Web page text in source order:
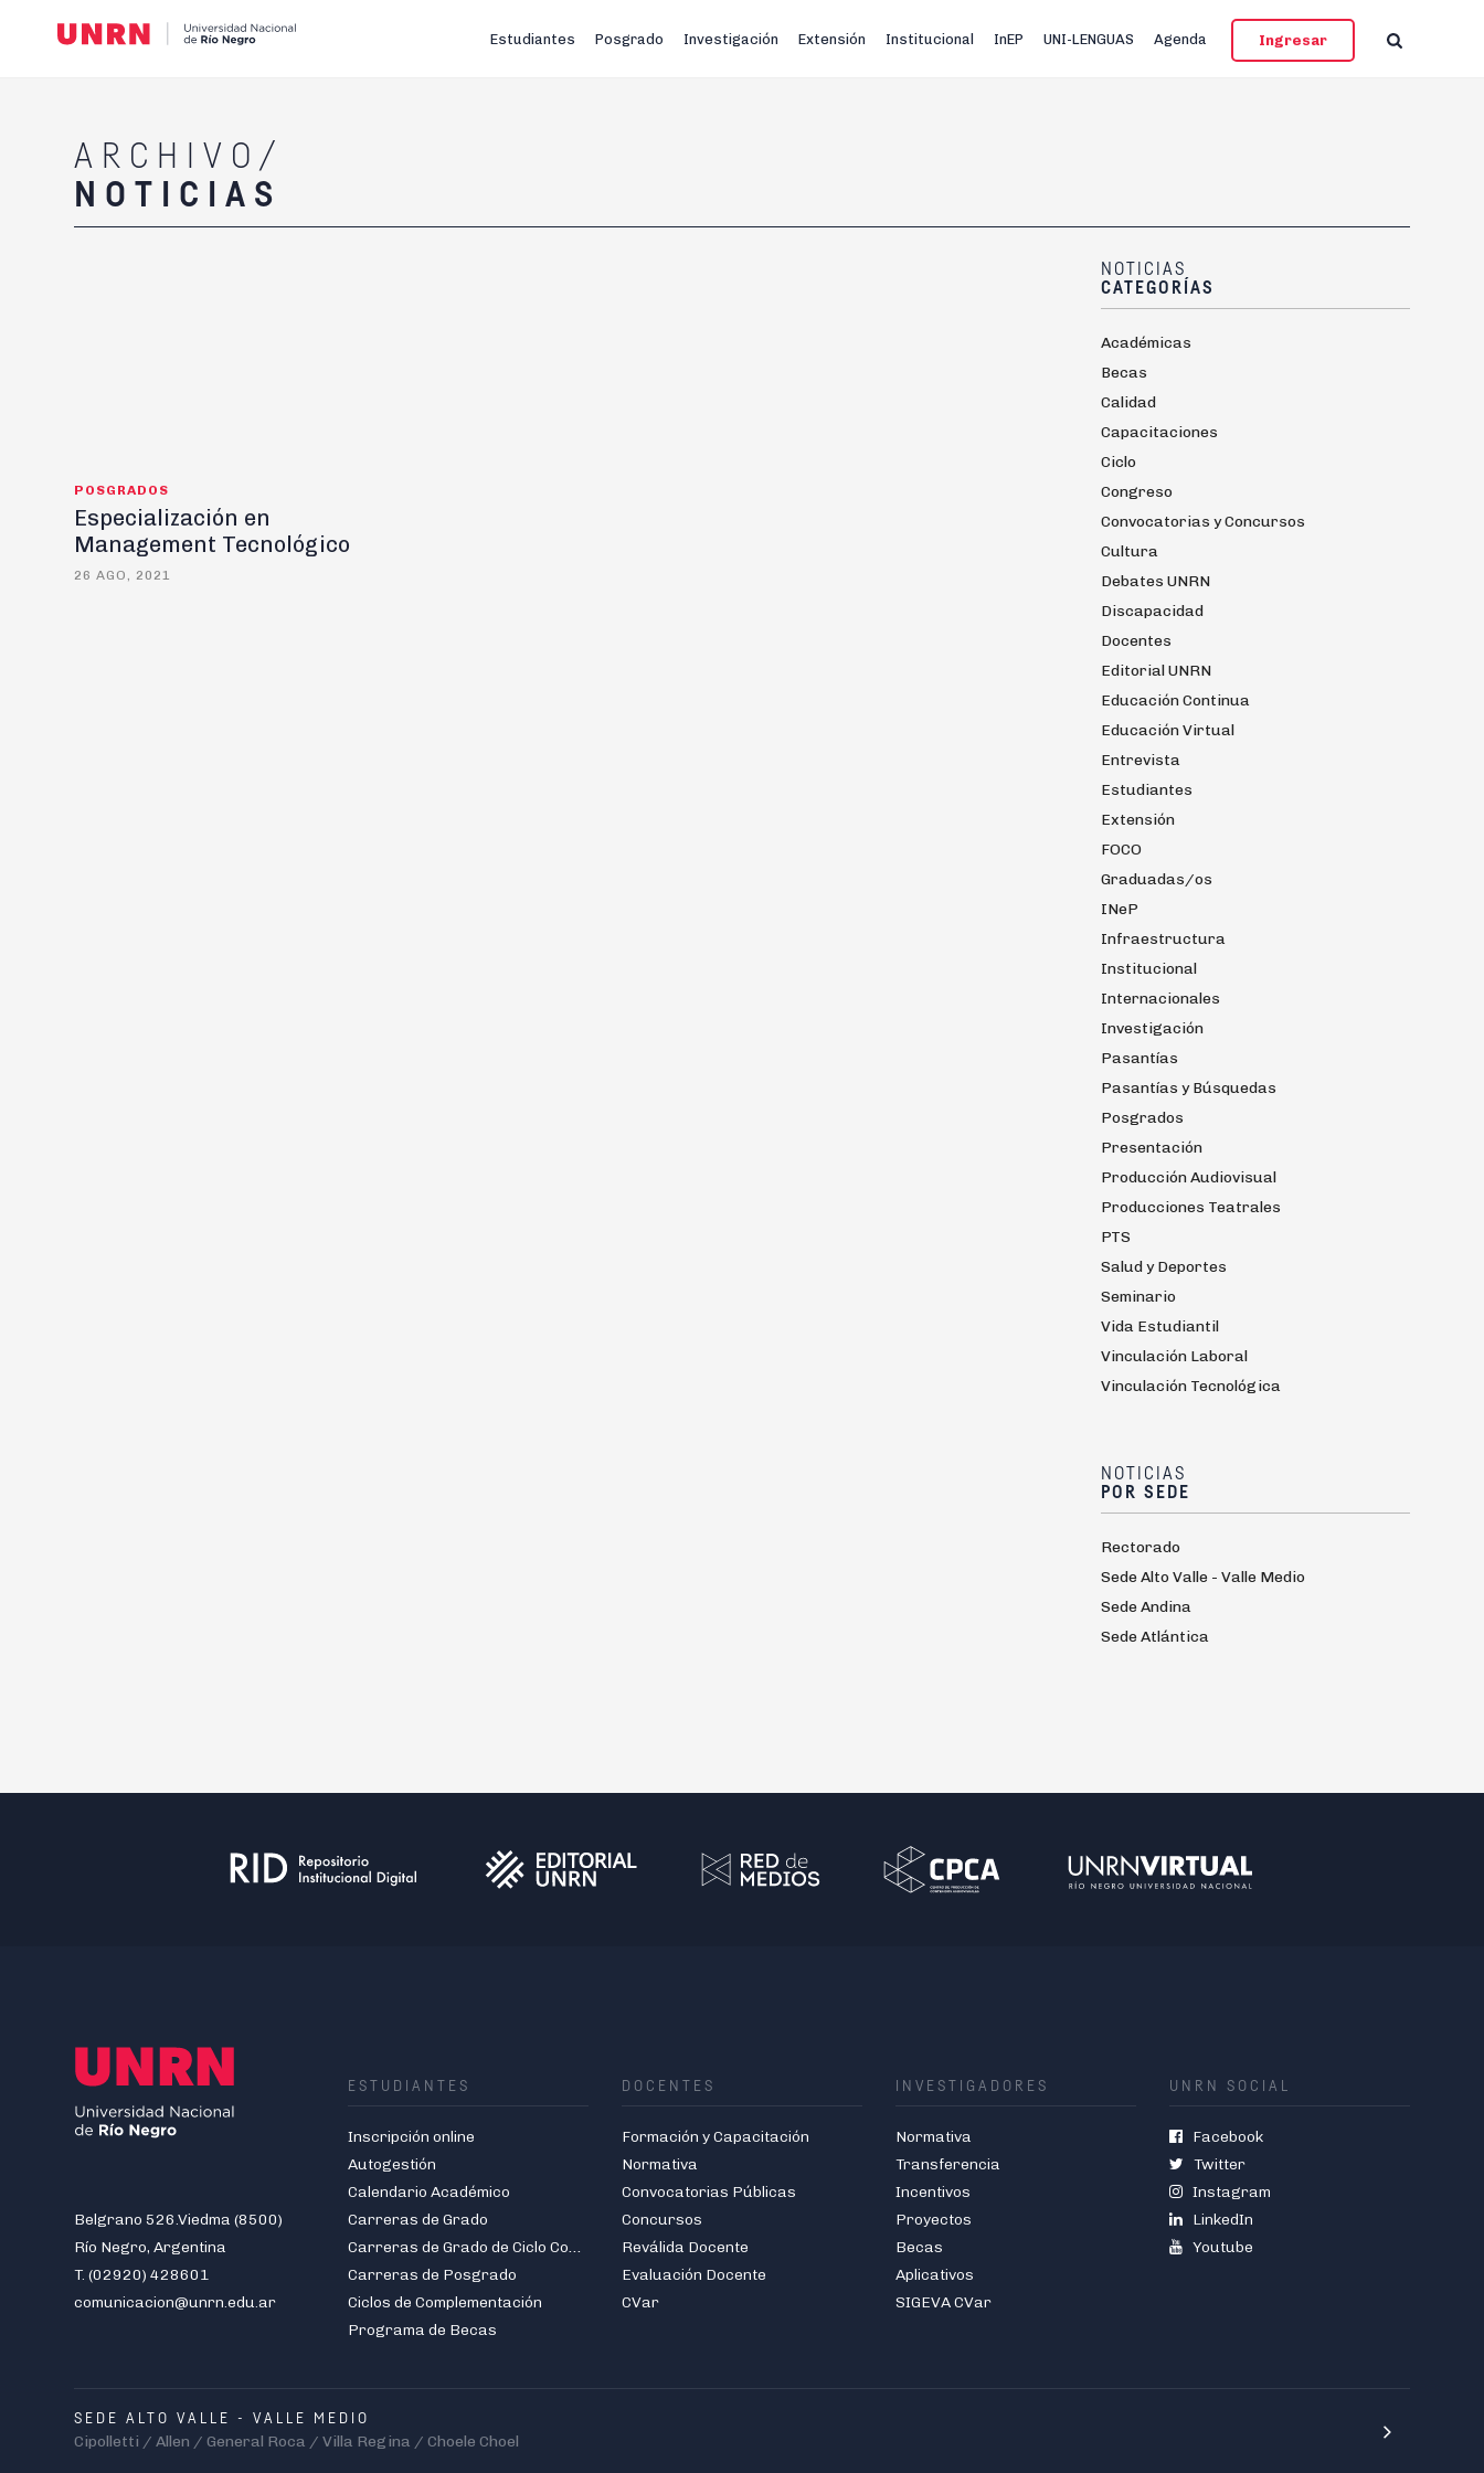
Estudiantes Posgrado Investigación Extensión Institucional InEP UNI-LENGUAS Agenda Ingresar
ARCHIVO/
NOTICIAS
POSGRADOS
Especialización en
Management Tecnológico
26 AGO, 2021
NOTICIAS
CATEGORÍAS
Académicas
Becas
Calidad
Capacitaciones
Ciclo
Congreso
Convocatorias y Concursos
Cultura
Debates UNRN
Discapacidad
Docentes
Editorial UNRN
Educación Continua
Educación Virtual
Entrevista
Estudiantes
Extensión
FOCO
Graduadas/os
INeP
Infraestructura
Institucional
Internacionales
Investigación
Pasantías
Pasantías y Búsquedas
Posgrados
Presentación
Producción Audiovisual
Producciones Teatrales
PTS
Salud y Deportes
Seminario
Vida Estudiantil
Vinculación Laboral
Vinculación Tecnológica
NOTICIAS
POR SEDE
Rectorado
Sede Alto Valle - Valle Medio
Sede Andina
Sede Atlántica
Belgrano 526.Viedma (8500)
Río Negro, Argentina
T. (02920) 428601
comunicacion@unrn.edu.ar
ESTUDIANTES
Inscripción online
Autogestión
Calendario Académico
Carreras de Grado
Carreras de Grado de Ciclo Corto
Carreras de Posgrado
Ciclos de Complementación
Programa de Becas
DOCENTES
Formación y Capacitación
Normativa
Convocatorias Públicas
Concursos
Reválida Docente
Evaluación Docente
CVar
INVESTIGADORES
Normativa
Transferencia
Incentivos
Proyectos
Becas
Aplicativos
SIGEVA CVar
UNRN SOCIAL
Facebook
Twitter
Instagram
LinkedIn
Youtube
SEDE ALTO VALLE - VALLE MEDIO
Cipolletti / Allen / General Roca / Villa Regina / Choele Choel